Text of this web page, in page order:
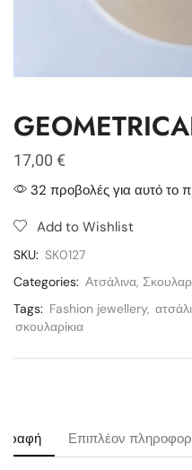
17,00 €
32 προβολές για αυτό το
Add to Wishlist
SKU: SK0127
Categories: Ατσάλινα,
Tags: Fashion jewellery,
σκουλαρίκια
Επιπλέον